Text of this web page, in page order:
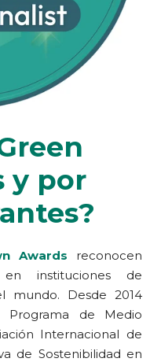
y por
Awards reconocen
en instituciones de
mundo. Desde 2014
de Medio
Internacional de
de Sostenibilidad en